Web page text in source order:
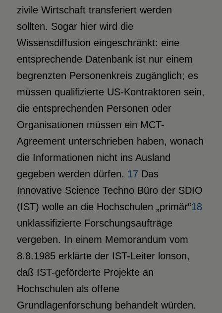
zivile Wirtschaft transferiert werden
sollten. Sogar hier wird die
Wissensdiffusion eingeschränkt: eine
entsprechende Datenbank ist nur einem
begrenzten Personenkreis zugänglich; es
müssen qualifizierte US-Kontraktoren sein,
die entsprechenden Personen oder
Organisationen müssen ein MCT-
Agreement unterschrieben haben, wonach
die Informationen nicht ins Ausland
gegeben werden dürfen. 17 Das
Innovative Science Techno Büro der SDIO
(IST) wolle an die Hochschulen „primär“18
unklassifizierte Forschungsaufträge
vergeben. In einem Memorandum vom
8.8.1985 erklärte der IST-Leiter lonson,
daß IST-geförderte Projekte an
Hochschulen als offene
Grundlagenforschung behandelt würden.